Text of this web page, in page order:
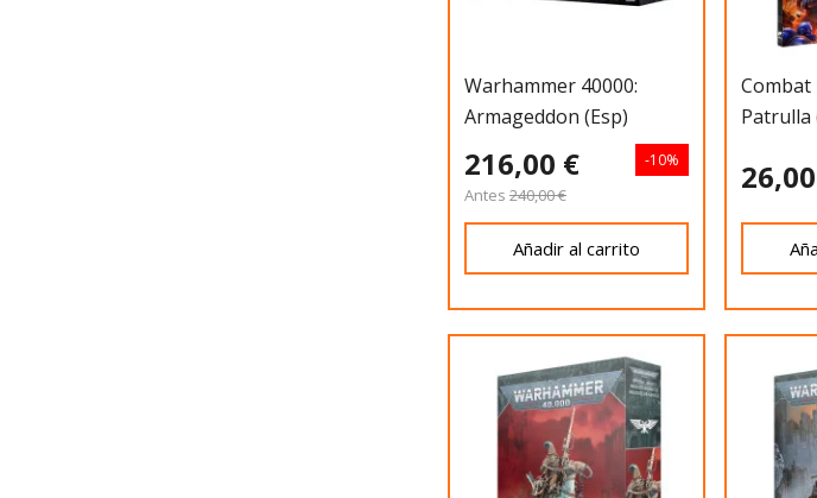
Warhammer 40000:
Armageddon (Esp)
216,00 €
Antes 240,00 €
-10%
Añadir al carrito
Combat
Patrulla